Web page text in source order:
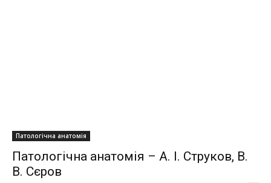
Патологічна анатомія
Патологічна анатомія – А. І. Струков, В.
В. Сєров